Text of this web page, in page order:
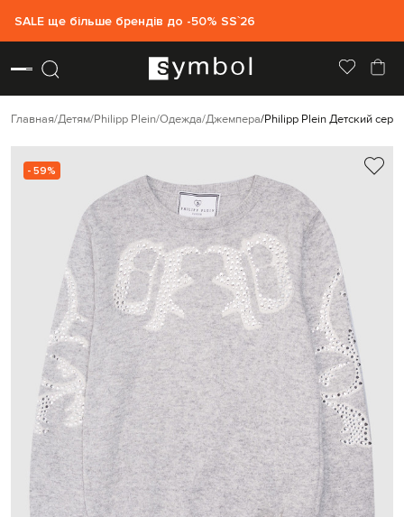
SALE ще більше брендів до -50% SS`26
Главная Детям Philipp Plein Одежда Джемпера Philipp Plein Детский
- 59%